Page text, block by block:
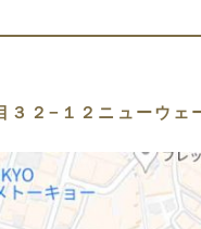
３２−１２ニューウェ